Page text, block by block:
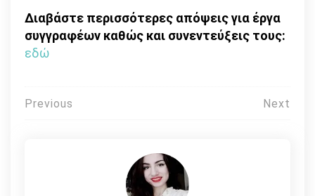
Διαβάστε περισσότερες απόψεις για έργα
συγγραφέων καθώς και συνεντεύξεις τους:
εδώ
Πλοήγηση
Previous Next